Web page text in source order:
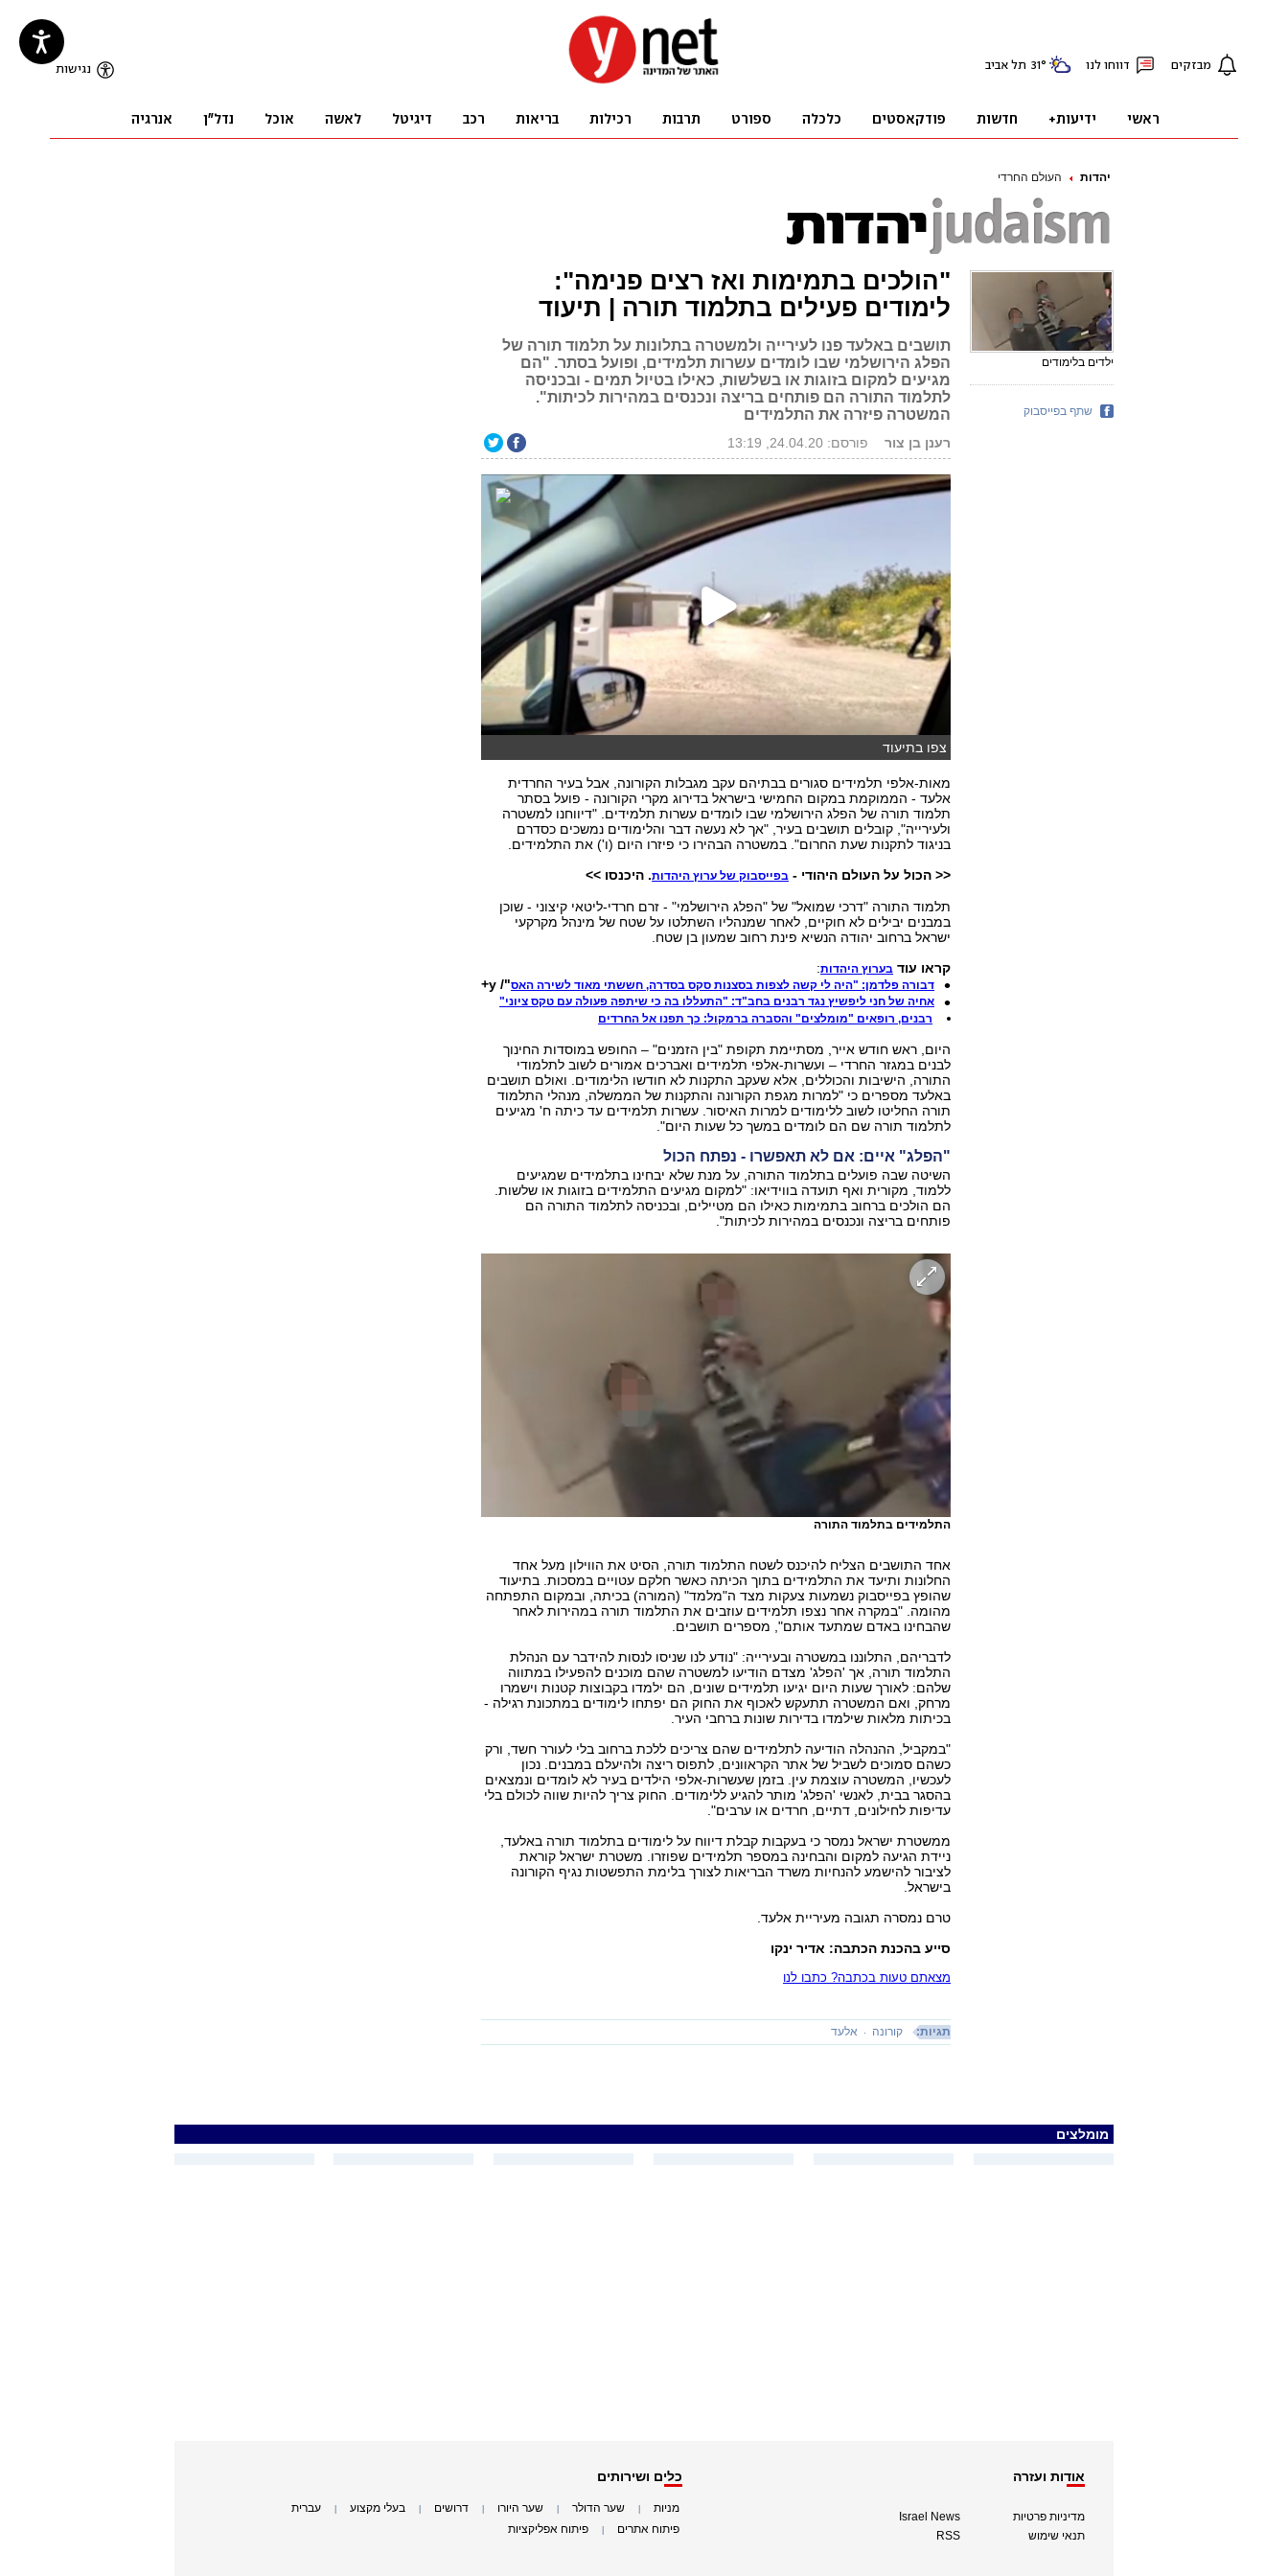
יהדות העולם החרדי
"הולכים בתמימות ואז רצים פנימה":
לימודים פעילים בתלמוד תורה | תיעוד
תושבים באלעד פנו לעירייה ולמשטרה בתלונות על תלמוד תורה של
הפלג הירושלמי שבו לומדים עשרות תלמידים, ופועל בסתר. "הם
מגיעים למקום בזוגות או בשלשות, כאילו בטיול תמים - ובכניסה
לתלמוד התורה הם פותחים בריצה ונכנסים במהירות לכיתות".
המשטרה פיזרה את התלמידים
רענן בן צור פורסם: 24.04.20, 13:19
צפו בתיעוד
מאות-אלפי תלמידים סגורים בבתיהם עקב מגבלות הקורונה, אבל בעיר החרדית
אלעד - הממוקמת במקום החמישי בישראל בדירוג מקרי הקורונה - פועל בסתר
תלמוד תורה של הפלג הירושלמי שבו לומדים עשרות תלמידים. "דיווחנו למשטרה
ולעירייה", קובלים תושבים בעיר, "אך לא נעשה דבר והלימודים נמשכים כסדרם
בניגוד לתקנות שעת החרום". במשטרה הבהירו כי פיזרו היום (ו') את התלמידים.
<< הכול על העולם היהודי - בפייסבוק של ערוץ היהדות. היכנסו >>
תלמוד התורה "דרכי שמואל" של "הפלג הירושלמי" - זרם חרדי-ליטאי קיצוני - שוכן
במבנים יבילים לא חוקיים, לאחר שמנהליו השתלטו על שטח של מינהל מקרקעי
ישראל ברחוב יהודה הנשיא פינת רחוב שמעון בן שטח.
קראו עוד בערוץ היהדות:
דבורה פלדמן: "היה לי קשה לצפות בסצנות סקס בסדרה, חששתי מאוד לשירה האס"/ y+
אחיה של חני ליפשיץ נגד רבנים בחב"ד: "התעללו בה כי שיתפה פעולה עם טקס ציוני"
רבנים, רופאים "מומלצים" והסברה ברמקול: כך תפנו אל החרדים
היום, ראש חודש אייר, מסתיימת תקופת "בין הזמנים" – החופש במוסדות החינוך
לבנים במגזר החרדי – ועשרות-אלפי תלמידים ואברכים אמורים לשוב לתלמודי
התורה, הישיבות והכוללים, אלא שעקב התקנות לא חודשו הלימודים. ואולם תושבים
באלעד מספרים כי "למרות מגפת הקורונה והתקנות של הממשלה, מנהלי התלמוד
תורה החליטו לשוב ללימודים למרות האיסור. עשרות תלמידים עד כיתה ח' מגיעים
לתלמוד תורה שם הם לומדים במשך כל שעות היום".
"הפלג" איים: אם לא תאפשרו - נפתח הכול
השיטה שבה פועלים בתלמוד התורה, על מנת שלא יבחינו בתלמידים שמגיעים
ללמוד, מקורית ואף תועדה בווידיאו: "למקום מגיעים התלמידים בזוגות או שלשות.
הם הולכים ברחוב בתמימות כאילו הם מטיילים, ובכניסה לתלמוד התורה הם
פותחים בריצה ונכנסים במהירות לכיתות".
התלמידים בתלמוד התורה
אחד התושבים הצליח להיכנס לשטח התלמוד תורה, הסיט את הווילון מעל אחד
החלונות ותיעד את התלמידים בתוך הכיתה כאשר חלקם עטויים במסכות. בתיעוד
שהופץ בפייסבוק נשמעות צעקות מצד ה"מלמד" (המורה) בכיתה, ובמקום התפתחה
מהומה. "במקרה אחר נצפו תלמידים עוזבים את התלמוד תורה במהירות לאחר
שהבחינו באדם שמתעד אותם", מספרים תושבים.
לדבריהם, התלוננו במשטרה ובעירייה: "נודע לנו שניסו לנסות להידבר עם הנהלת
התלמוד תורה, אך 'הפלג' מצדם הודיעו למשטרה שהם מוכנים להפעילו במתווה
שלהם: לאורך שעות היום יגיעו תלמידים שונים, הם ילמדו בקבוצות קטנות וישמרו
מרחק, ואם המשטרה תתעקש לאכוף את החוק הם יפתחו לימודים במתכונת רגילה -
בכיתות מלאות שילמדו בדירות שונות ברחבי העיר.
"במקביל, ההנהלה הודיעה לתלמידים שהם צריכים ללכת ברחוב בלי לעורר חשד, ורק
כשהם סמוכים לשביל של אתר הקראוונים, לתפוס ריצה ולהיעלם במבנים. נכון
לעכשיו, המשטרה עוצמת עין. בזמן שעשרות-אלפי הילדים בעיר לא לומדים ונמצאים
בהסגר בבית, לאנשי 'הפלג' מותר להגיע ללימודים. החוק צריך להיות שווה לכולם בלי
עדיפות לחילונים, דתיים, חרדים או ערבים".
ממשטרת ישראל נמסר כי בעקבות קבלת דיווח על לימודים בתלמוד תורה באלעד,
ניידת הגיעה למקום והבחינה במספר תלמידים שפוזרו. משטרת ישראל קוראת
לציבור להישמע להנחיות משרד הבריאות לצורך בלימת התפשטות נגיף הקורונה
בישראל.
טרם נמסרה תגובה מעיריית אלעד.
סייע בהכנת הכתבה: אדיר ינקו
מצאתם טעות בכתבה? כתבו לנו
תגיות: קורונה אלעד
ילדים בלימודים
שתף בפייסבוק
מומלצים
אודות ועזרה
מדיניות פרטיות
תנאי שימוש
Israel News
RSS
כלים ושירותים
מניות שער הדולר שער היורו דרושים בעלי מקצוע עברית
פיתוח אתרים פיתוח אפליקציות